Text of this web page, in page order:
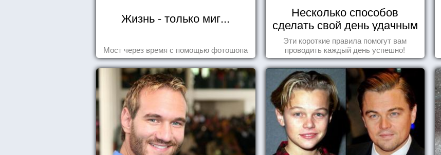
Жизнь - только миг...
Мост через время с помощью фотошопа
Несколько способов
сделать свой день удачным
Эти короткие правила помогут вам
проводить каждый день успешно!